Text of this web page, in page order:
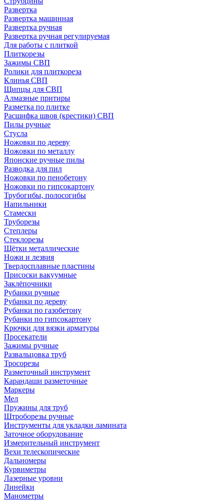
Развертка
Развертка машинная
Развертка ручная
Развертка ручная регулируемая
Для работы с плиткой
Плиткорезы
Зажимы СВП
Ролики для плиткореза
Клинья СВП
Щипцы для СВП
Алмазные притиры
Разметка по плитке
Расшифка швов (крестики) СВП
Пилы ручные
Стусла
Ножовки по дереву
Ножовки по металлу
Японские ручные пилы
Разводка для пил
Ножовки по пенобетону
Ножовки по гипсокартону
Трубогибы, полосогибы
Напильники
Стамески
Труборезы
Степлеры
Стеклорезы
Щётки металлические
Ножи и лезвия
Твердосплавные пластины
Присоски вакуумные
Заклёпочники
Рубанки ручные
Рубанки по дереву
Рубанки по газобетону
Рубанки по гипсокартону
Крючки для вязки арматуры
Просекатели
Зажимы ручные
Развальцовка труб
Тросорезы
Разметочный инструмент
Карандаши разметочные
Маркеры
Мел
Пружины для труб
Штроборезы ручные
Инструменты для укладки ламината
Заточное оборудование
Измерительный инструмент
Вехи телескопические
Дальномеры
Курвиметры
Лазерные уровни
Линейки
Манометры